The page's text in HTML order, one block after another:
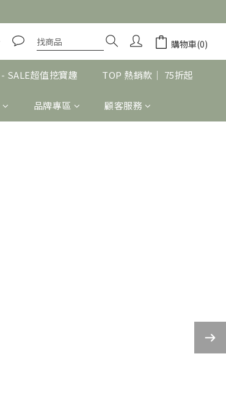
購物車(0)
- SALE超值挖寶趣 TOP 熱銷款｜ 75折起
品牌專區 顧客服務